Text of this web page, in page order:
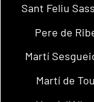
Sant Feliu
Pere de
Martí
Martí de